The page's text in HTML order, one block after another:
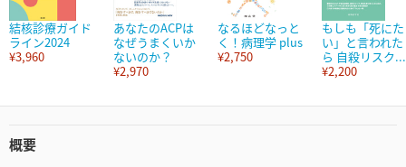
結核診療ガイド
ライン2024
¥3,960
あなたのACPは
なぜうまくいか
ないのか？
¥2,970
なるほどなっと
く！病理学 plus
¥2,750
もしも「死にた
い」と言われた
ら 自殺リスク...
¥2,200
概要